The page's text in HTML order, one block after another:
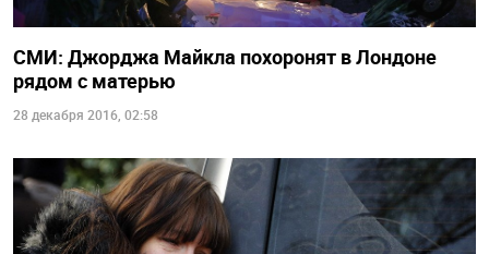
СМИ: Джорджа Майкла похоронят в Лондоне
рядом с матерью
28 декабря 2016, 02:58